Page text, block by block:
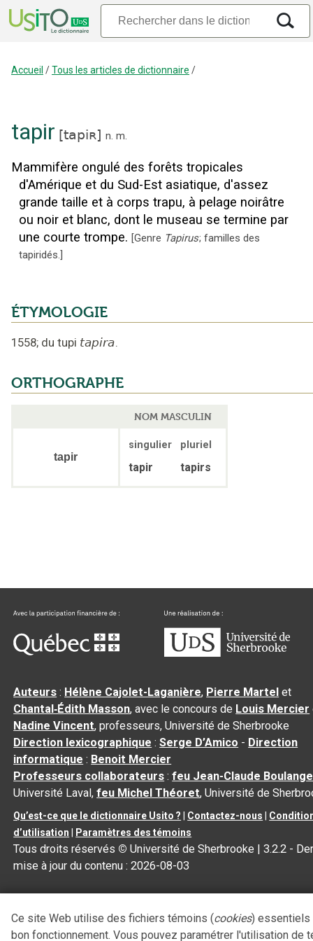
Accueil /Tous les articles de dictionnaire /
tapir [tapiʀ] n. m.
Mammifère ongulé des forêts tropicales
d'Amérique et du Sud-Est asiatique, d'assez
grande taille et à corps trapu, à pelage noirâtre
ou noir et blanc, dont le museau se termine par
une courte trompe. [Genre Tapirus; familles des
tapiridés.]
ÉTYMOLOGIE
1558; du tupi tapira.
ORTHOGRAPHE
NOM MASCULIN
tapir
singulier pluriel
tapir tapirs
Auteurs : Hélène Cajolet-Laganière, Pierre Martel et
Chantal‑Édith Masson, avec le concours de Louis Mercier
Nadine Vincent, professeurs, Université de Sherbrooke
Direction lexicographique :Serge D’Amico - Direction
informatique : Benoit Mercier
Professeurs collaborateurs :feu Jean-Claude
Université Laval,feu Michel Théoret, Université de
Qu’est-ce que le dictionnaire Usito ? Contactez-nous
d’utilisation
Paramètres des témoins
Tous droits réservés © Université de Sherbrooke |3.2.2 -
mise à jour du contenu :2026-08-03
Ce site Web utilise des fichiers témoins (cookies) essentiels
bon fonctionnement. Vous pouvez paramétrer l'utilisation de